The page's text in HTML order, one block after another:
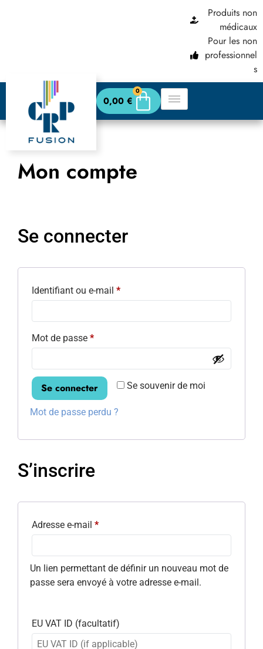
Produits non
médicaux
Pour les non
professionnel
s
0,00€
0
Mon compte
Se connecter
Identifiant ou e-mail *
Mot de passe *
Se souvenir de moi
Se connecter
Mot de passe perdu ?
S’inscrire
Adresse e-mail *
Un lien permettant de définir un nouveau mot de
passe sera envoyé à votre adresse e-mail.
EU VAT ID (facultatif)